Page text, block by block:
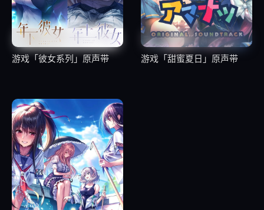
22 1.22.「始発とハミング」 off vocal ver.
23 1.23.「Time Capsule」 full chorus ver.
25 1.25.「Time Capsule」 off vocal ver.
「初恋マスターアップ」Original Sound Track Disc2
26
游戏「彼女系列」原声带 游戏「甜蜜夏日」原声带